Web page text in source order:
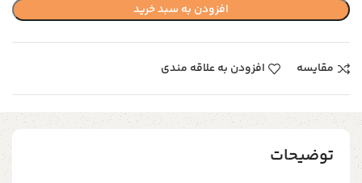
افزودن به سبد خرید
مقایسه افزودن به علاقه مندی
توضیحات